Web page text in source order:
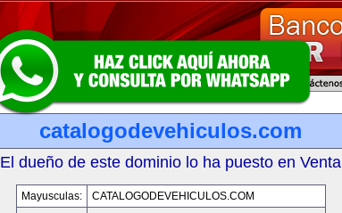
catalogodevehiculos.com
El dueño de este dominio lo ha puesto en Venta
Mayusculas:
CATALOGODEVEHICULOS.COM